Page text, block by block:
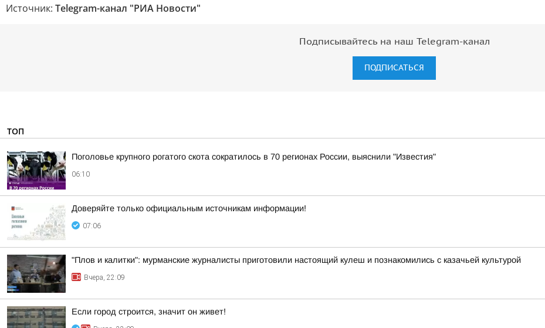
Источник: Telegram-канал "РИА Новости"
Подписывайтесь на наш Telegram-канал
ПОДПИСАТЬСЯ
ТОП
Поголовье крупного рогатого скота сократилось в 70 регионах России, выяснили "Известия"
06:10
Доверяйте только официальным источникам информации!
07:06
"Плов и калитки": мурманские журналисты приготовили настоящий кулеш и познакомились с казачьей культурой
Вчера, 22:09
Если город строится, значит он живет!